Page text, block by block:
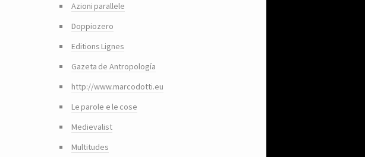
Azioni parallele
Doppiozero
Editions Lignes
Gazeta de Antropología
http://www.marcodotti.eu
Le parole e le cose
Medievalist
Multitudes